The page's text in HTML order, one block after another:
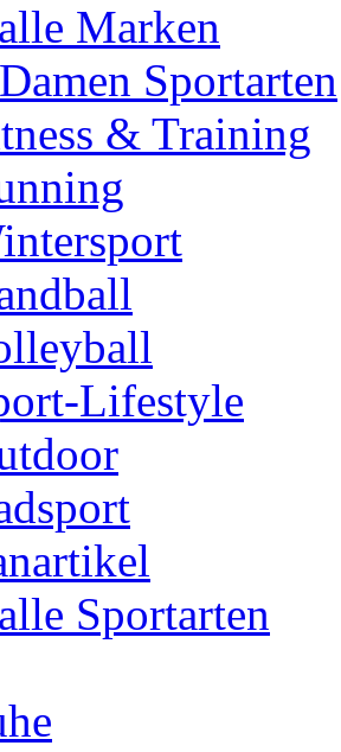
Marken
Sportarten
& Training
Lifestyle
Sportarten